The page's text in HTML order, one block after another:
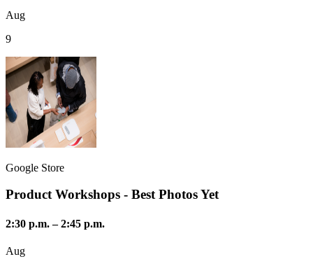
Aug
9
Google Store
Product Workshops - Best Photos Yet
2:30 p.m.–2:45 p.m.
Aug